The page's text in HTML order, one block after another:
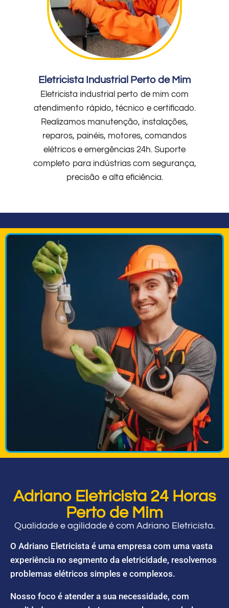
Eletricista Industrial Perto de Mim
Eletricista industrial perto de mim com
atendimento rápido, técnico e certificado.
Realizamos manutenção, instalações,
reparos, painéis, motores, comandos
elétricos e emergências 24h. Suporte
completo para indústrias com segurança,
precisão e alta eficiência.
Adriano Eletricista 24 Horas
Perto de Mim
Qualidade e agilidade é com Adriano Eletricista.
O Adriano Eletricista é uma empresa com uma vasta
experiência no segmento da eletricidade, resolvemos
problemas elétricos simples e complexos.
Nosso foco é atender a sua necessidade, com